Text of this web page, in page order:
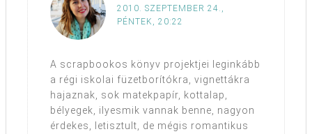
2010. SZEPTEMBER 24.,
PÉNTEK, 20:22
A scrapbookos könyv projektjei leginkább
a régi iskolai füzetborítókra, vignettákra
hajaznak, sok matekpapír, kottalap,
bélyegek, ilyesmik vannak benne, nagyon
érdekes, letisztult, de mégis romantikus